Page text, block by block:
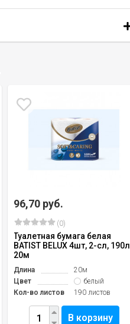
96,70 руб.
(0)
Туалетная бумага белая
BATIST BELUX 4шт, 2-сл,
20м
Длина
20м
Цвет
белый
Кол-во листов
190 листов
В корзину